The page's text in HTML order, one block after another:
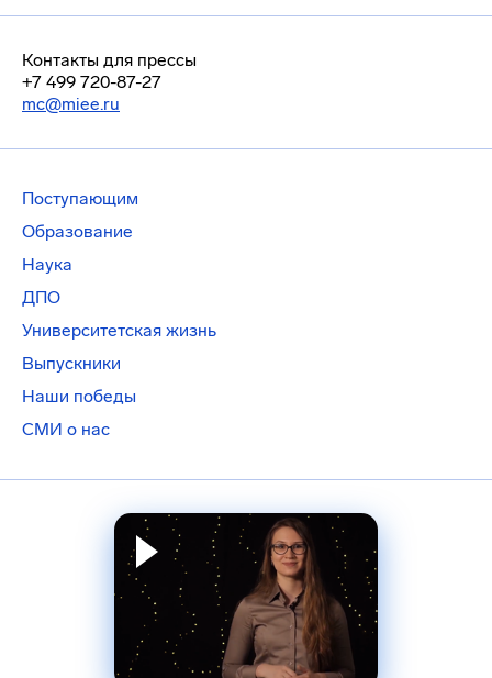
Контакты для прессы
+7 499 720-87-27
mc@miee.ru
Поступающим
Образование
Наука
ДПО
Университетская жизнь
Выпускники
Наши победы
СМИ о нас